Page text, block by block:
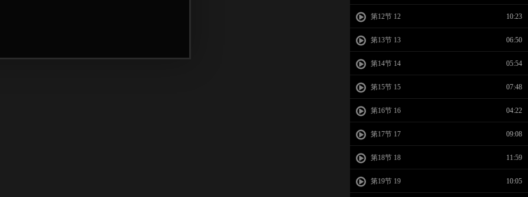
第12节 12 10:23
第13节 13 06:50
第14节 14 05:54
第15节 15 07:48
第16节 16 04:22
第17节 17 09:08
第18节 18 11:59
第19节 19 10:05